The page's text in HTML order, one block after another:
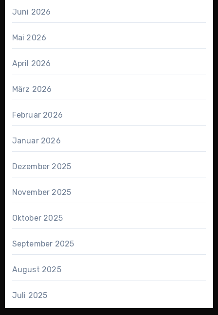
Juni 2026
Mai 2026
April 2026
März 2026
Februar 2026
Januar 2026
Dezember 2025
November 2025
Oktober 2025
September 2025
August 2025
Juli 2025